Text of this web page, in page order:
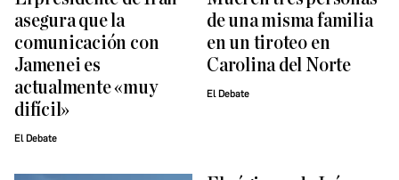
asegura que la
comunicación con
Jamenei es
actualmente «muy
difícil»
El Debate
de una misma familia
en un tiroteo en
Carolina del Norte
El Debate